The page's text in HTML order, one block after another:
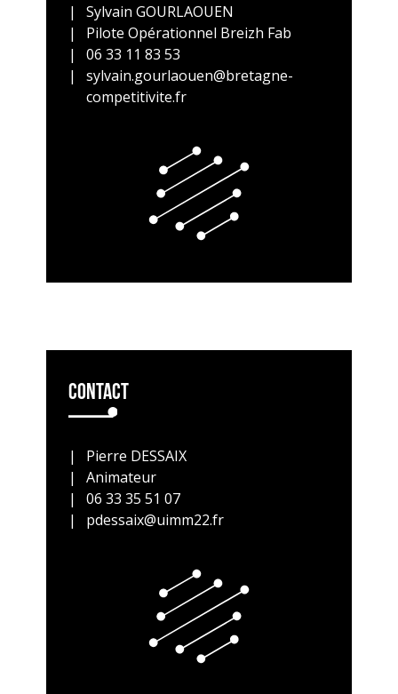
Sylvain GOURLAOUEN
Pilote Opérationnel Breizh Fab
06 33 11 83 53
sylvain.gourlaouen@bretagne-
competitivite.fr
Contact
Pierre DESSAIX
Animateur
06 33 35 51 07
pdessaix@uimm22.fr